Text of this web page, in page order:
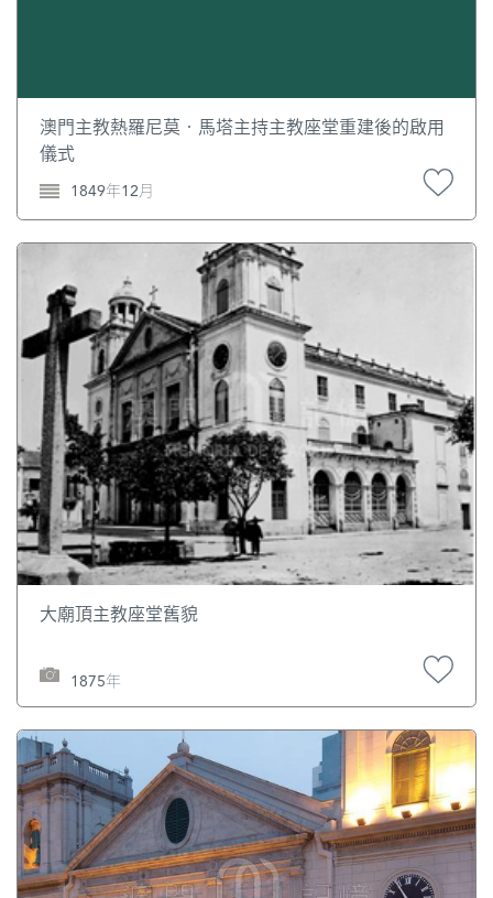
澳門主教熱羅尼莫‧馬塔主持主教座堂重建後的啟用
儀式
1849年12月
大廟頂主教座堂舊貌
1875年